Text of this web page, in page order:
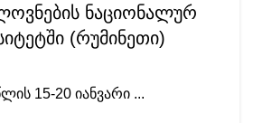
ნაციონალურ
(რუმინეთი)
15-20 იანვარი ...